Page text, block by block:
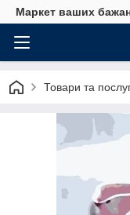
Маркет ваших
Товари та